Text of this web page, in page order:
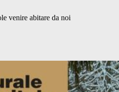
venire abitare da noi